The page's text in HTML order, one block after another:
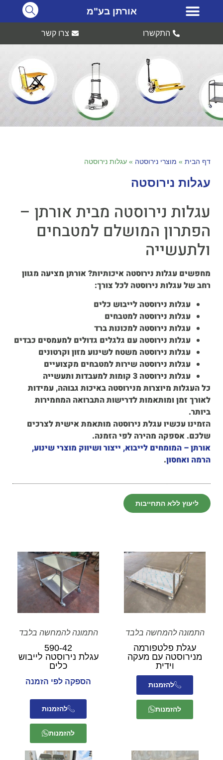
אורתן בע"מ
התקשרו צרו קשר
דף הבית » מוצרי נירוסטה » עגלות נירוסטה
עגלות נירוסטה
עגלות נירוסטה מבית אורתן –
הפתרון המושלם למטבחים
ולתעשייה
מחפשים עגלות נירוסטה איכותיות? אורתן מציעה מגוון
רחב של עגלות נירוסטה לכל צורך:
עגלות נירוסטה לייבוש כלים
עגלות נירוסטה למטבחים
עגלות נירוסטה למכונות ברד
עגלות נירוסטה עם גלגלים גדולים למעמסים כבדים
עגלות נירוסטה משטח לשינוע מזון וקרטונים
עגלות נירוסטה שירות למטבחים מקצועיים
עגלות נירוסטה 3 קומות למעבדות ותעשייה
כל העגלות מיוצרות מנירוסטה באיכות גבוהה, עמידות
לאורך זמן ומותאמות לדרישות התברואה המחמירות
ביותר.
הזמינו עכשיו עגלת נירוסטה מותאמת אישית לצרכים
שלכם. אספקה מהירה לפי הזמנה.
אורתן – המומחים לייבוא, ייצור ושיווק מוצרי שינוע,
הרמה ואחסון.
ליעוץ ללא התחייבות
התמונה להמחשה בלבד
עגלת פלטפורמה
מנירוסטה עם מעקה
וידית
להזמנות
להזמנות
התמונה להמחשה בלבד
590-42
עגלת נירוסטה לייבוש
כלים
הספקה לפי הזמנה
להזמנות
להזמנות